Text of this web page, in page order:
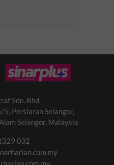
Sdn. Bhd.
5, Persiaran Selangor,
Selangor, Malaysia
032